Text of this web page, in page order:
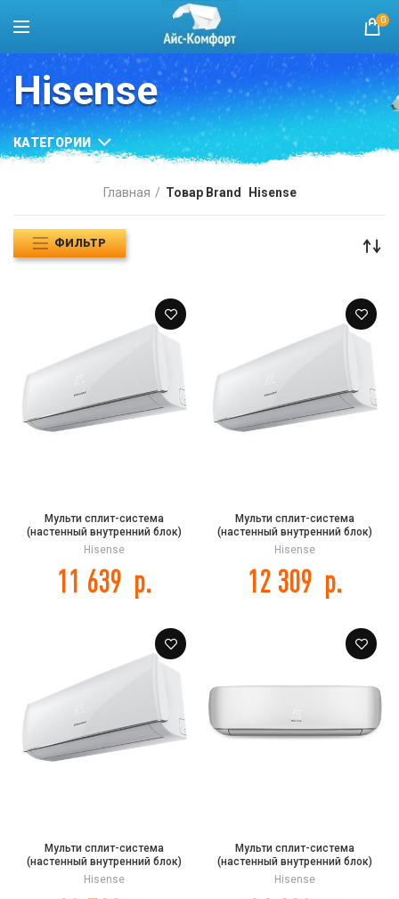
0
Hisense
КАТЕГОРИИ
Главная Товар Brand Hisense
ФИЛЬТР
Мульти сплит-система
(настенный внутренний блок)
Hisense AMS-09UR4SVEDB65 DC
Hisense
11 639 р.
Мульти сплит-система
(настенный внутренний блок)
Hisense AMS-12UR4SVEDB65 DC
Hisense
12 309 р.
Мульти сплит-система
(настенный внутренний блок)
Hisense AMS-18UR4SFADB65 DC
Hisense
Мульти сплит-система
(настенный внутренний блок)
Hisense AMS-09UR4SVETG67 DC
Hisense